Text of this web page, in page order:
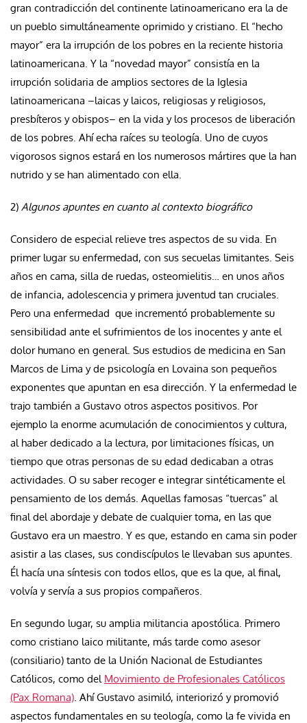
gran contradicción del continente latinoamericano era la de
un pueblo simultáneamente oprimido y cristiano. El “hecho
mayor” era la irrupción de los pobres en la reciente historia
latinoamericana. Y la “novedad mayor” consistía en la
irrupción solidaria de amplios sectores de la Iglesia
latinoamericana –laicas y laicos, religiosas y religiosos,
presbíteros y obispos– en la vida y los procesos de liberación
de los pobres. Ahí echa raíces su teología. Uno de cuyos
vigorosos signos estará en los numerosos mártires que la han
nutrido y se han alimentado con ella.
2) Algunos apuntes en cuanto al contexto biográfico
Considero de especial relieve tres aspectos de su vida. En
primer lugar su enfermedad, con sus secuelas limitantes. Seis
años en cama, silla de ruedas, osteomielitis… en unos años
de infancia, adolescencia y primera juventud tan cruciales.
Pero una enfermedad que incrementó probablemente su
sensibilidad ante el sufrimientos de los inocentes y ante el
dolor humano en general. Sus estudios de medicina en San
Marcos de Lima y de psicología en Lovaina son pequeños
exponentes que apuntan en esa dirección. Y la enfermedad le
trajo también a Gustavo otros aspectos positivos. Por
ejemplo la enorme acumulación de conocimientos y cultura,
al haber dedicado a la lectura, por limitaciones físicas, un
tiempo que otras personas de su edad dedicaban a otras
actividades. O su saber recoger e integrar sintéticamente el
pensamiento de los demás. Aquellas famosas “tuercas” al
final del abordaje y debate de cualquier toma, en las que
Gustavo era un maestro. Y es que, estando en cama sin poder
asistir a las clases, sus condiscípulos le llevaban sus apuntes.
Él hacía una síntesis con todos ellos, que es la que, al final,
volvía y servía a sus propios compañeros.
En segundo lugar, su amplia militancia apostólica. Primero
como cristiano laico militante, más tarde como asesor
(consiliario) tanto de la Unión Nacional de Estudiantes
Católicos, como del Movimiento de Profesionales Católicos
(Pax Romana). Ahí Gustavo asimiló, interiorizó y promovió
aspectos fundamentales en su teología, como la fe vivida en